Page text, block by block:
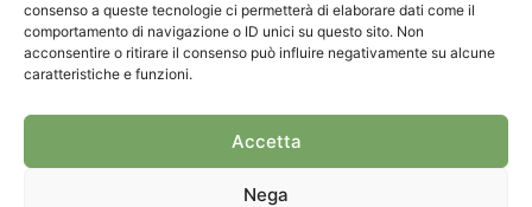
consenso a queste tecnologie ci permetterà di elaborare dati come il
comportamento di navigazione o ID unici su questo sito. Non
acconsentire o ritirare il consenso può influire negativamente su alcune
caratteristiche e funzioni.
Accetta
Nega
Cultura
Dieci anni di parco archeologico a